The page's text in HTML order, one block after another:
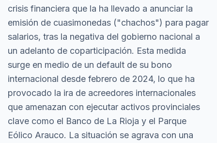
crisis financiera que la ha llevado a anunciar la
emisión de cuasimonedas ("chachos") para pagar
salarios, tras la negativa del gobierno nacional a
un adelanto de coparticipación. Esta medida
surge en medio de un default de su bono
internacional desde febrero de 2024, lo que ha
provocado la ira de acreedores internacionales
que amenazan con ejecutar activos provinciales
clave como el Banco de La Rioja y el Parque
Eólico Arauco. La situación se agrava con una